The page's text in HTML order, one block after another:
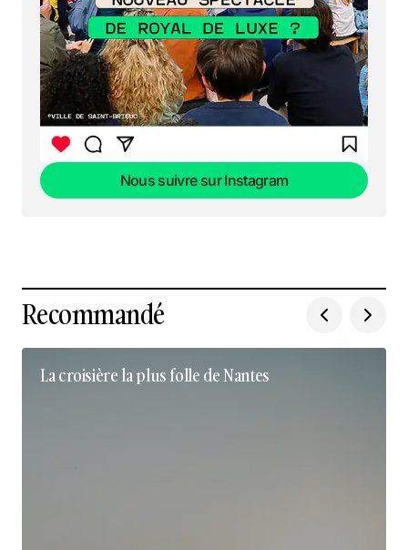
Nous suivre sur Instagram
Recommandé
La croisière la plus folle de Nantes